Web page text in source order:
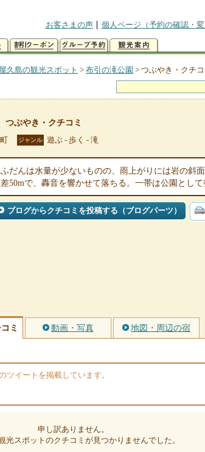
お客さまの声
個人ページ（予約の確認・変
屋久島の観光スポット > 布引の滝公園 > つぶやき・クチコ
つぶやき・クチコミ
ジャンル 遊ぶ - 歩く - 滝
ふだんは水量が少ないものの、雨上がりには岩の斜
差50mで、轟音を響かせて落ちる。一帯は公園として
ブログからクチコミを投稿する（ブログパーツ）
ミ 動画・写真 地図・周辺の宿
ツイートを掲載しています。
申し訳ありません。
光スポットのクチコミが見つかりませんでした。